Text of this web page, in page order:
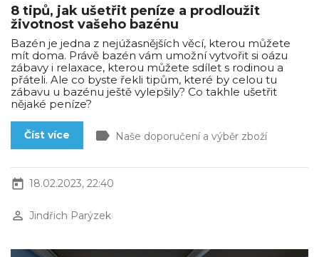
8 tipů, jak ušetřit peníze a prodloužit
životnost vašeho bazénu
Bazén je jedna z nejúžasnějších věcí, kterou můžete
mít doma. Právě bazén vám umožní vytvořit si oázu
zábavy i relaxace, kterou můžete sdílet s rodinou a
přáteli. Ale co byste řekli tipům, které by celou tu
zábavu u bazénu ještě vylepšily? Co takhle ušetřit
nějaké peníze?
Číst více label Naše doporučení a výběr zboží
today 18.02.2023, 22:40
perm_identity Jindřich Parýzek